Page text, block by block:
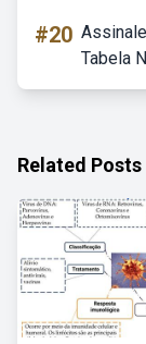
#20
Tabela
Related Posts